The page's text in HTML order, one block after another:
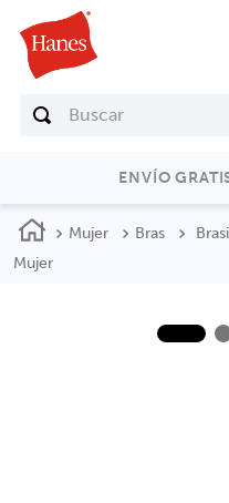
Buscar
ENVÍO
Mujer Bras
Mujer